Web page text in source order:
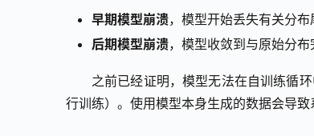
早期模型崩溃，模型开始丢失有关分布
后期模型崩溃，模型收敛到与原始分
之前已经证明，模型无法在自训练循
行训练）。使用模型本身生成的数据会导致